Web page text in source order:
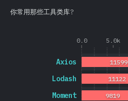
你常用那些工具类库?
0.0 5.0k
Moment
Lodash
Axios
9819
11122
11599